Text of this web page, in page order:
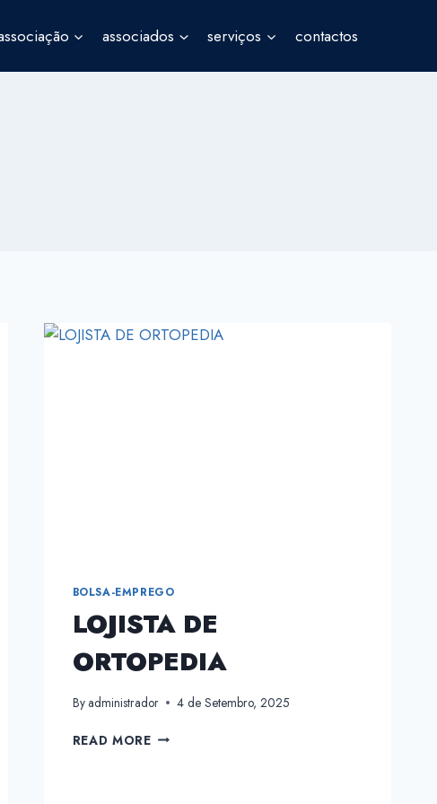
associados serviços contactos
BOLSA-EMPREGO
LOJISTA DE
ORTOPEDIA
By administrador 4 de Setembro, 2025
READ MORELOJISTA